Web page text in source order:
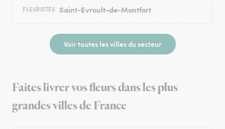
FLEURISTES Saint-Evroult-de-Montfort
Voir toutes les villes du secteur
Faites livrer vos fleurs dans les plus
grandes villes de France